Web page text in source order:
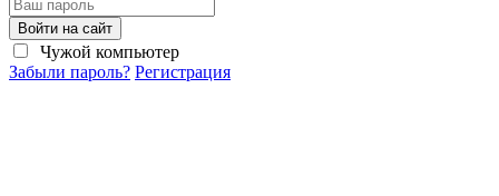
Войти на сайт
Чужой компьютер
Забыли пароль? Регистрация